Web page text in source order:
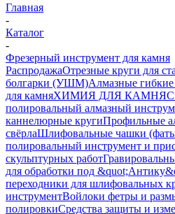
Главная
-
Каталог
-
Фрезерный инструмент для камня
РаспродажаОтрезные круги для
болгарки (УШМ)Алмазные
для камняХИМИЯ ДЛЯ КАМНЯ
полировальный алмазный
каннелюрные кругиПрофильные
свёрлаШлифовальные чашки
полировальный инструмент и
скульптурных работ
для обработки под
переходники для шлифовальных
инструментВойлоки фетры и
полировкиСредства защиты и